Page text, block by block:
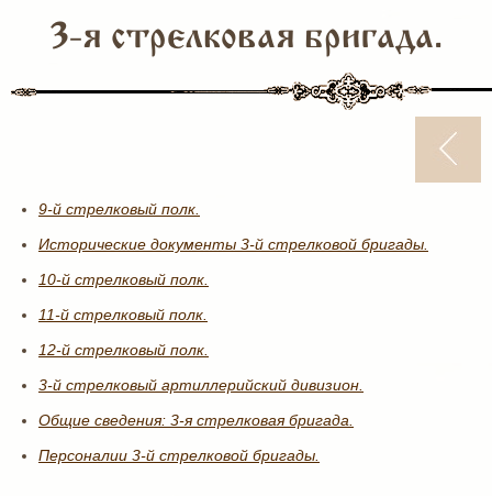
3-я стрелковая бригада.
9-й стрелковый полк.
Исторические документы 3-й стрелковой бригады.
10-й стрелковый полк.
11-й стрелковый полк.
12-й стрелковый полк.
3-й стрелковый артиллерийский дивизион.
Общие сведения: 3-я стрелковая бригада.
Персоналии 3-й стрелковой бригады.